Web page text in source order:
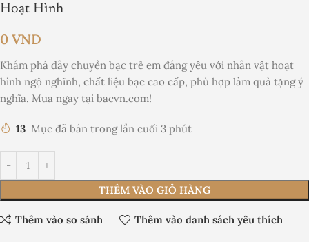
Hoạt Hình
0 VND
Khám phá dây chuyền bạc trẻ em đáng yêu với nhân vật hoạt
hình ngộ nghĩnh, chất liệu bạc cao cấp, phù hợp làm quà tặng ý
nghĩa. Mua ngay tại bacvn.com!
13 Mục đã bán trong lần cuối 3 phút
THÊM VÀO GIỎ HÀNG
Thêm vào so sánh Thêm vào danh sách yêu thích